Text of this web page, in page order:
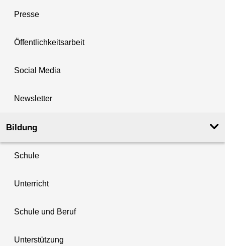
Presse
Öffentlichkeitsarbeit
Social Media
Newsletter
Bildung
Schule
Unterricht
Schule und Beruf
Unterstützung